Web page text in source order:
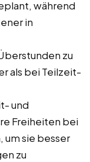
während
in
zu
als bei Teilzeit-
und
Freiheiten bei
um sie besser
zu